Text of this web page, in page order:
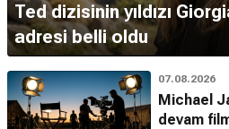
Ted dizisinin yıldızı
adresi belli oldu
07.08.2026
Michael
devam